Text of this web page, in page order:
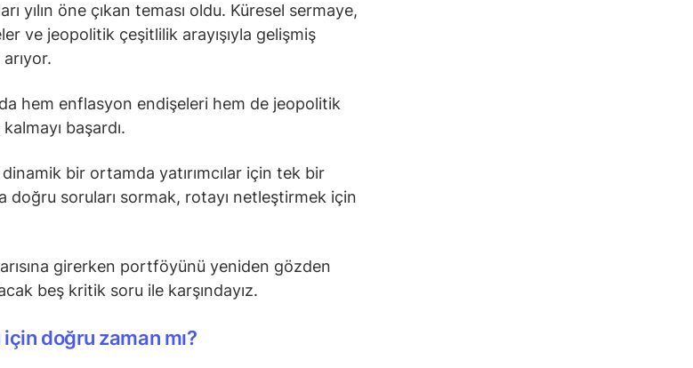
yılın öne çıkan teması oldu. Küresel sermaye,
ve jeopolitik çeşitlilik arayışıyla gelişmiş
hem enflasyon endişeleri hem de jeopolitik
başardı.
bir ortamda yatırımcılar için tek bir
doğru soruları sormak, rotayı netleştirmek için
girerken portföyünü yeniden gözden
beş kritik soru ile karşındayız.
doğru zaman mı?